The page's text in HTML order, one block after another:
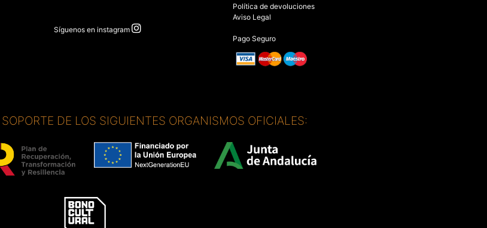
Síguenos en instagram
Política de devoluciones
Aviso Legal
Pago Seguro
DE LOS SIGUIENTES ORGANISMOS OFICIALES: